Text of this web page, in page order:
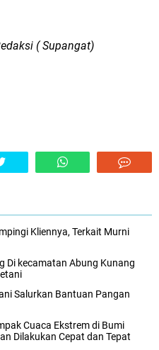
( Supangat)
Kliennya, Terkait Murni
Di kecamatan Abung Kunang
Salurkan Bantuan Pangan
Cuaca Ekstrem di Bumi
Dilakukan Cepat dan Tepat